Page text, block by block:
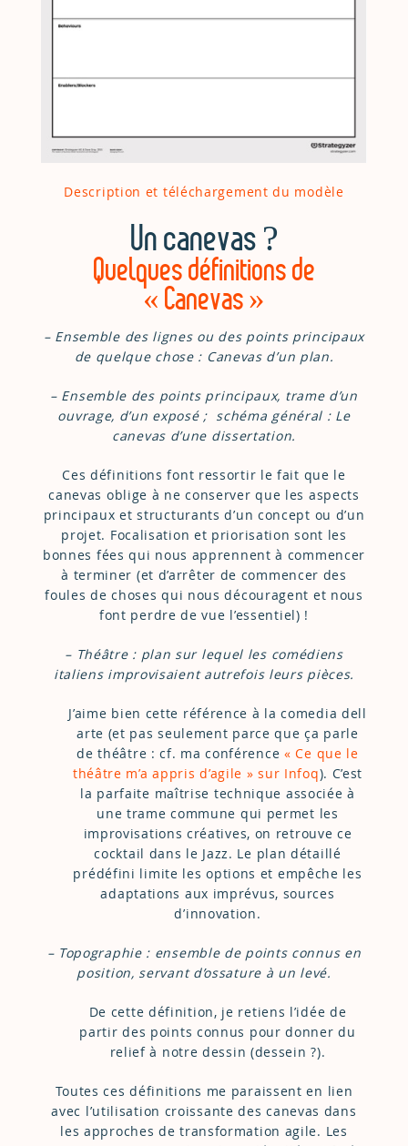
Description et téléchargement du modèle
Un canevas ?
Quelques définitions de
« Canevas »
– Ensemble des lignes ou des points principaux
de quelque chose : Canevas d’un plan.
– Ensemble des points principaux, trame d’un
ouvrage, d’un exposé ; schéma général : Le
canevas d’une dissertation.
Ces définitions font ressortir le fait que le
canevas oblige à ne conserver que les aspects
principaux et structurants d’un concept ou d’un
projet. Focalisation et priorisation sont les
bonnes fées qui nous apprennent à commencer
à terminer (et d’arrêter de commencer des
foules de choses qui nous découragent et nous
font perdre de vue l’essentiel) !
– Théâtre : plan sur lequel les comédiens
italiens improvisaient autrefois leurs pièces.
J’aime bien cette référence à la comedia dell
arte (et pas seulement parce que ça parle
de théâtre : cf. ma conférence « Ce que le
théâtre m’a appris d’agile » sur Infoq). C’est
la parfaite maîtrise technique associée à
une trame commune qui permet les
improvisations créatives, on retrouve ce
cocktail dans le Jazz. Le plan détaillé
prédéfini limite les options et empêche les
adaptations aux imprévus, sources
d’innovation.
– Topographie : ensemble de points connus en
position, servant d’ossature à un levé.
De cette définition, je retiens l’idée de
partir des points connus pour donner du
relief à notre dessin (dessein ?).
Toutes ces définitions me paraissent en lien
avec l’utilisation croissante des canevas dans
les approches de transformation agile. Les